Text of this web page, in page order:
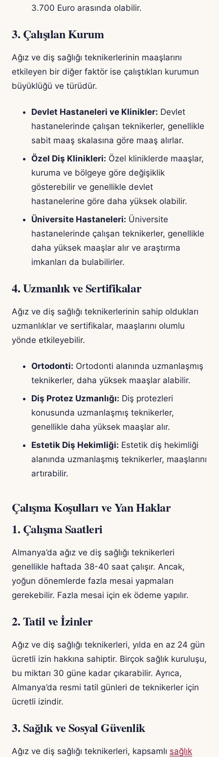
3.700 Euro arasında olabilir.
3. Çalışılan Kurum
Ağız ve diş sağlığı teknikerlerinin maaşlarını
etkileyen bir diğer faktör ise çalıştıkları kurumun
büyüklüğü ve türüdür.
Devlet Hastaneleri ve Klinikler: Devlet
hastanelerinde çalışan teknikerler, genellikle
sabit maaş skalasına göre maaş alırlar.
Özel Diş Klinikleri: Özel kliniklerde maaşlar,
kuruma ve bölgeye göre değişiklik
gösterebilir ve genellikle devlet
hastanelerine göre daha yüksek olabilir.
Üniversite Hastaneleri: Üniversite
hastanelerinde çalışan teknikerler, genellikle
daha yüksek maaşlar alır ve araştırma
imkanları da bulabilirler.
4. Uzmanlık ve Sertifikalar
Ağız ve diş sağlığı teknikerlerinin sahip oldukları
uzmanlıklar ve sertifikalar, maaşlarını olumlu
yönde etkileyebilir.
Ortodonti: Ortodonti alanında uzmanlaşmış
teknikerler, daha yüksek maaşlar alabilir.
Diş Protez Uzmanlığı: Diş protezleri
konusunda uzmanlaşmış teknikerler,
genellikle daha yüksek maaşlar alır.
Estetik Diş Hekimliği: Estetik diş hekimliği
alanında uzmanlaşmış teknikerler, maaşlarını
artırabilir.
Çalışma Koşulları ve Yan Haklar
1. Çalışma Saatleri
Almanya’da ağız ve diş sağlığı teknikerleri
genellikle haftada 38-40 saat çalışır. Ancak,
yoğun dönemlerde fazla mesai yapmaları
gerekebilir. Fazla mesai için ek ödeme yapılır.
2. Tatil ve İzinler
Ağız ve diş sağlığı teknikerleri, yılda en az 24 gün
ücretli izin hakkına sahiptir. Birçok sağlık kuruluşu,
bu miktarı 30 güne kadar çıkarabilir. Ayrıca,
Almanya’da resmi tatil günleri de teknikerler için
ücretli izindir.
3. Sağlık ve Sosyal Güvenlik
Ağız ve diş sağlığı teknikerleri, kapsamlı sağlık